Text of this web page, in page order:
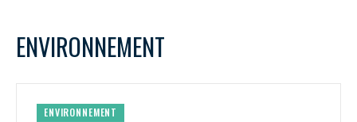
ENVIRONNEMENT
ENVIRONNEMENT